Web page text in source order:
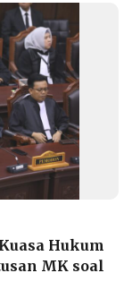
Hukum
MK soal